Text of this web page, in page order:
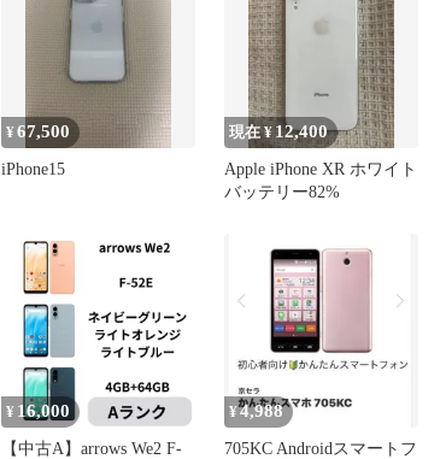
無料 中古 S669
¥67,500
iPhone15
現在 ¥12,400
Apple iPhone XR ホワイト
バッテリー82%
¥ 16,000
【中古A】arrows We2 F-
¥4,988
705KC Androidスマートフ